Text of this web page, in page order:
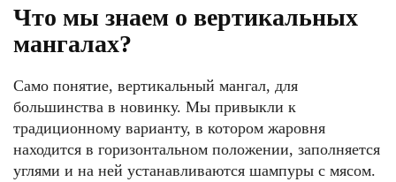
Что мы знаем о вертикальных
мангалах?
Само понятие, вертикальный мангал, для
большинства в новинку. Мы привыкли к
традиционному варианту, в котором жаровня
находится в горизонтальном положении, заполняется
углями и на ней устанавливаются шампуры с мясом.